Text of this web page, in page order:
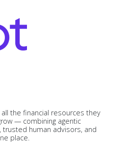
the financial resources they
— combining agentic
human advisors, and
place.